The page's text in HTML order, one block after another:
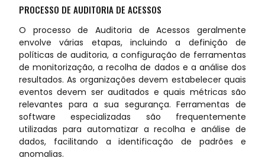
PROCESSO DE AUDITORIA DE ACESSOS
O processo de Auditoria de Acessos geralmente
envolve várias etapas, incluindo a definição de
políticas de auditoria, a configuração de ferramentas
de monitorização, a recolha de dados e a análise dos
resultados. As organizações devem estabelecer quais
eventos devem ser auditados e quais métricas são
relevantes para a sua segurança. Ferramentas de
software especializadas são frequentemente
utilizadas para automatizar a recolha e análise de
dados, facilitando a identificação de padrões e
anomalias.